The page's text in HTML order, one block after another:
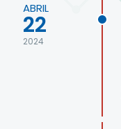
ABRIL
22
2024